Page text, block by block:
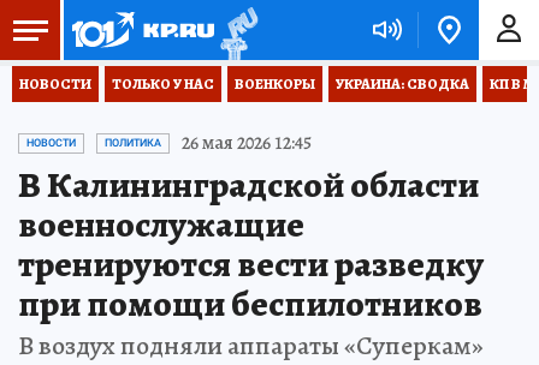
НОВОСТИ ТОЛЬКО У НАС ВОЕНКОРЫ УКРАИНА: СВОДКА КП В
НОВОСТИ ПОЛИТИКА 26 мая 2026 12:45
В Калининградской области
военнослужащие
тренируются вести разведку
при помощи беспилотников
В воздух подняли аппараты «Суперкам»